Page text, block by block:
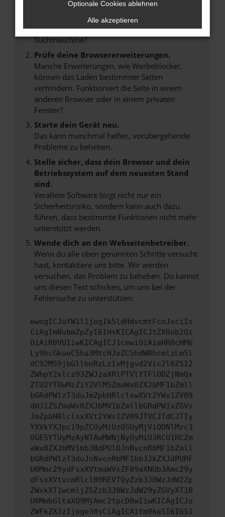
Überprüfe deine Firewall und deine
Internetverbindung.
Laden andere Webseiten, zum Beispiel deine
Suchmaschine?
Prüfe deine Browsererweiterungen.
Manche Erweiterungen, wie Werbeblocker,
können das Laden bestimmter Seiten
verhindern. Funktioniert die Seite in einem
anderen Browser oder in einem privaten
Fenster?
Starte dein Gerät neu.
Das kann manchmal helfen, vorübergehende
Probleme zu beheben.
Stelle sicher, dass dein Browser und dein
Betriebssystem auf dem neuesten Stand
sind.
Veraltete Software birgt nicht nur ein
Sicherheitsrisiko, sondern kann auch dazu
führen, dass bestimmte Funktionen nicht mehr
unterstützt werden.
Wende dich an den Webseitenbetreiber.
Wenn du alle oben genannten Schritte versucht
hast, kontaktiere uns bitte. Wir werden
versuchen, das Problem zu beheben. Du kannst
uns diesen Text schicken, um uns bei der
Fehlersuche zu unterstützen:
ewogICJuYW1lIjogIk5ldHdvcmtFcnJvciIs
CiAgImNvbmZpZyI6IHsKICAgICJtZXRob2Qi
OiAiR0VUIiwKICAgICJ1cmwiOiAiaHR0cHM6
Ly9hcGkueC5ha3MtcHJvZC5hdWRhcmlzLm5l
dC92MS9jbGllbnRzLzIxMjgvd2Vic2l0ZS12
ZWhpY2xlcz93ZWJzaXRlPTVlYTFlODZjNmQx
ZTU2YTUwMzZiY2VlMSZmaWx0ZXJbMF1bZmll
bGRdPWlzT3duJmZpbHRlclswXVt2YWx1ZV09
dHJ1ZSZmaWx0ZXJbMV1bZmllbGRdPW1vZGVs
JmZpbHRlclsxXVt2YWx1ZV09JTVCJTdCJTIy
YXVkYXJpc19pZCUyMiUzQSUyMjViODNlMzc3
OGE5YTUyMzAyNTAwMWNjNyUyMiU3RCU1RCZm
aWx0ZXJbMV1bb3BdPUlOJnNvcnRbMF1bZmll
bGRdPWlzT3duJnNvcnRbMF1bb3JkZXJdPURF
U0Mmc29ydFsxXVtmaWVsZF09aXNUb3Amc29y
dFsxXVtvcmRlcl09REVTQyZzb3J0WzJdW2Zp
ZWxkXT1wcmljZSZzb3J0WzJdW29yZGVyXT1B
U0MmbGltaXQ9MjAmc2tpcD0wIiwKICAgICJo
ZWFkZXJzIjoge30sCiAgICAiYm9keSI6IG51
Optionale Cookies ablehnen
Alle akzeptieren